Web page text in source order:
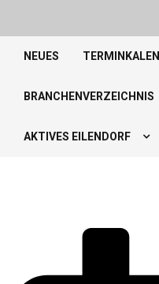
NEUES
BRANCHENVERZEICHNIS
AKTIVES EILENDORF